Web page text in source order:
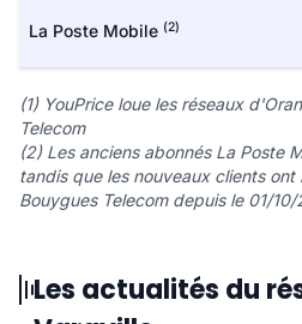
La Poste Mobile (2)
(1) YouPrice loue les réseaux
Telecom
(2) Les anciens abonnés La Poste
tandis que les nouveaux clients ont
Bouygues Telecom depuis le 01/
Les actualités du